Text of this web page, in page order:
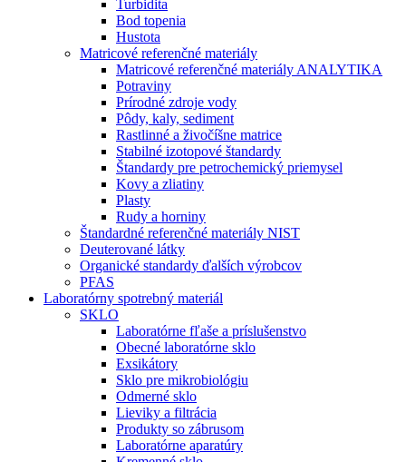
Turbidita
Bod topenia
Hustota
Matricové referenčné materiály
Matricové referenčné materiály ANALYTIKA
Potraviny
Prírodné zdroje vody
Pôdy, kaly, sediment
Rastlinné a živočíšne matrice
Stabilné izotopové štandardy
Štandardy pre petrochemický priemysel
Kovy a zliatiny
Plasty
Rudy a horniny
Štandardné referenčné materiály NIST
Deuterované látky
Organické standardy ďalších výrobcov
PFAS
Laboratórny spotrebný materiál
SKLO
Laboratórne fľaše a príslušenstvo
Obecné laboratórne sklo
Exsikátory
Sklo pre mikrobiológiu
Odmerné sklo
Lieviky a filtrácia
Produkty so zábrusom
Laboratórne aparatúry